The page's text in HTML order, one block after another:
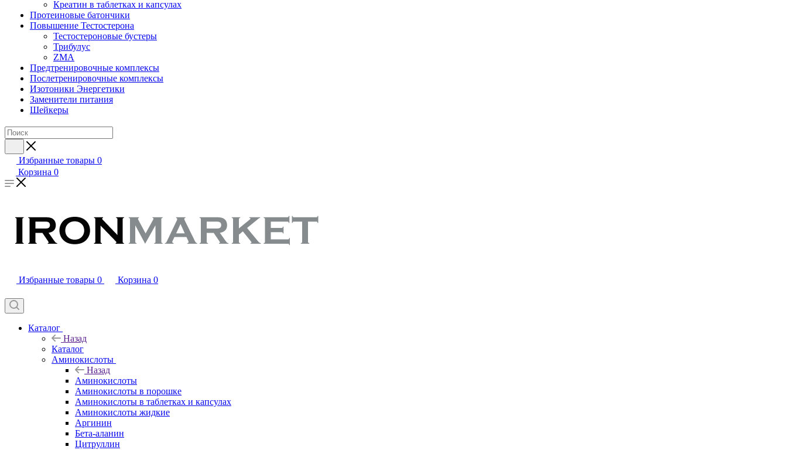
Креатин в таблетках и капсулах
Протеиновые батончики
Повышение Тестостерона
Тестостероновые бустеры
Трибулус
ZMA
Предтренировочные комплексы
Послетренировочные комплексы
Изотоники Энергетики
Заменители питания
Шейкеры
Избранные товары 0
Корзина 0
Избранные товары 0 Корзина 0
Каталог
Назад
Каталог
Аминокислоты
Назад
Аминокислоты
Аминокислоты в порошке
Аминокислоты в таблетках и капсулах
Аминокислоты жидкие
Аргинин
Бета-аланин
Цитруллин